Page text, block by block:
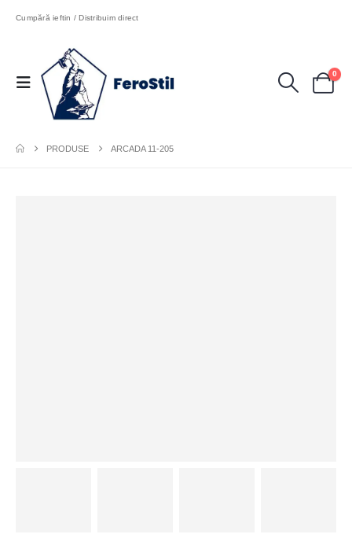
Cumpără ieftin / Distribuim direct
0
PRODUSE ARCADA 11-205